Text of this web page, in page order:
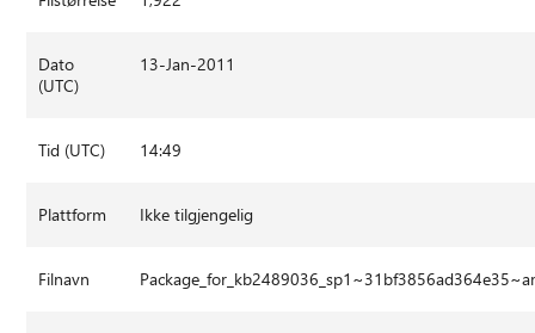
Dato
(UTC)
13-Jan-2011
Tid (UTC) 14:49
Plattform Ikke tilgjengelig
Filnavn